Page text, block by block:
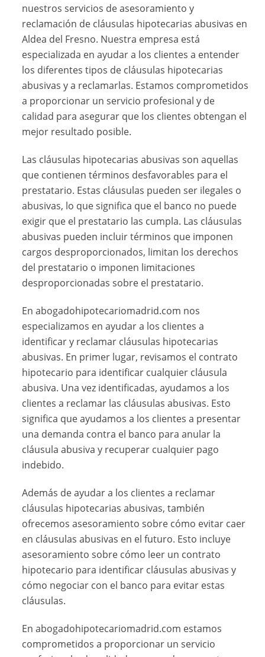
nuestros servicios de asesoramiento y
reclamación de cláusulas hipotecarias abusivas en
Aldea del Fresno. Nuestra empresa está
especializada en ayudar a los clientes a entender
los diferentes tipos de cláusulas hipotecarias
abusivas y a reclamarlas. Estamos comprometidos
a proporcionar un servicio profesional y de
calidad para asegurar que los clientes obtengan el
mejor resultado posible.
Las cláusulas hipotecarias abusivas son aquellas
que contienen términos desfavorables para el
prestatario. Estas cláusulas pueden ser ilegales o
abusivas, lo que significa que el banco no puede
exigir que el prestatario las cumpla. Las cláusulas
abusivas pueden incluir términos que imponen
cargos desproporcionados, limitan los derechos
del prestatario o imponen limitaciones
desproporcionadas sobre el prestatario.
En abogadohipotecariomadrid.com nos
especializamos en ayudar a los clientes a
identificar y reclamar cláusulas hipotecarias
abusivas. En primer lugar, revisamos el contrato
hipotecario para identificar cualquier cláusula
abusiva. Una vez identificadas, ayudamos a los
clientes a reclamar las cláusulas abusivas. Esto
significa que ayudamos a los clientes a presentar
una demanda contra el banco para anular la
cláusula abusiva y recuperar cualquier pago
indebido.
Además de ayudar a los clientes a reclamar
cláusulas hipotecarias abusivas, también
ofrecemos asesoramiento sobre cómo evitar caer
en cláusulas abusivas en el futuro. Esto incluye
asesoramiento sobre cómo leer un contrato
hipotecario para identificar cláusulas abusivas y
cómo negociar con el banco para evitar estas
cláusulas.
En abogadohipotecariomadrid.com estamos
comprometidos a proporcionar un servicio